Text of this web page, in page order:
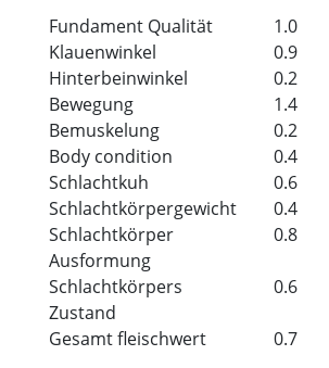
Fundament Qualität 1.0
Klauenwinkel
0.9
Hinterbeinwinkel
0.2
Bewegung
1.4
Bemuskelung
0.2
Body condition
0.4
Schlachtkuh
0.6
Schlachtkörpergewicht
0.4
Schlachtkörper
Ausformung
0.8
Schlachtkörpers
Zustand
0.6
Gesamt fleischwert 0.7